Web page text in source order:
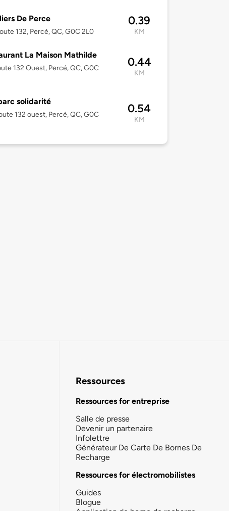
De Perce
132, Percé, QC, G0C 2L0
0.39
KM
La Maison Mathilde
132 Ouest, Percé, QC, G0C
0.44
KM
solidarité
132 ouest, Percé, QC, G0C
0.54
KM
Ressources
Ressources for entreprise
Salle de presse
Devenir un partenaire
Infolettre
Générateur De Carte De Bornes De
Recharge
Ressources for électromobilistes
Guides
Blogue